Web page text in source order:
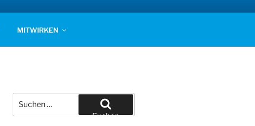
MITWIRKEN
nach:
Suchen